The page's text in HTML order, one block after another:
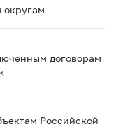
округам
договорам
Российской